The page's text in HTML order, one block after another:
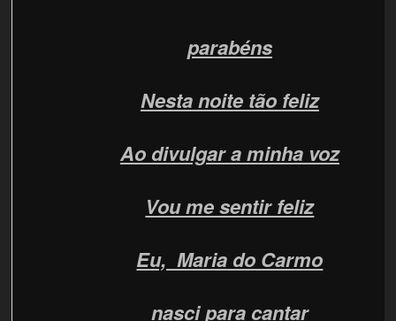
parabéns
Nesta noite tão feliz
Ao divulgar a minha voz
Vou me sentir feliz
Eu, Maria do Carmo
nasci para cantar